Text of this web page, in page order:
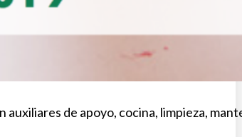
auxiliares de apoyo, cocina, limpieza,